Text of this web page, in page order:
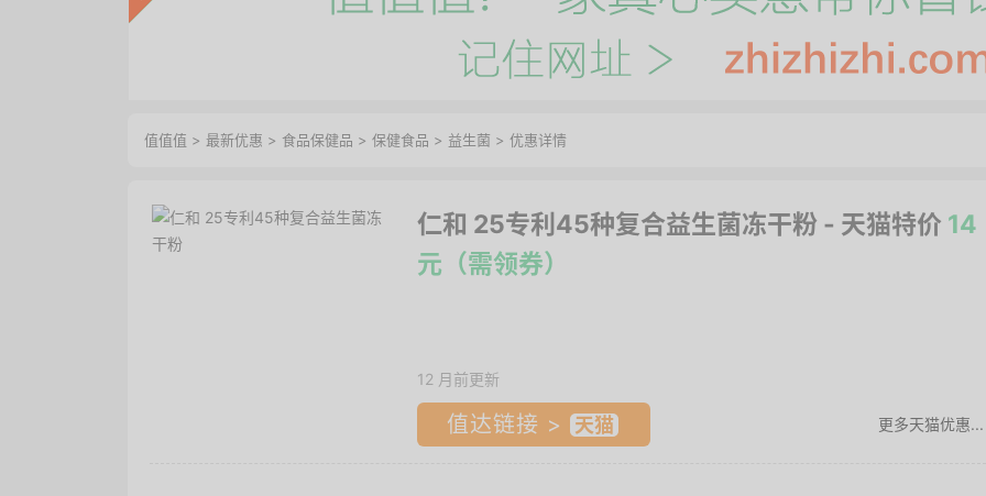
值值值 > 最新优惠 > 食品保健品 > 保健食品 > 益生菌 > 优惠详情
仁和 25专利45种复合益生菌冻干粉 - 天猫特价 14
元（需领券）
12 月前更新
值达链接 > 更多天猫优惠...